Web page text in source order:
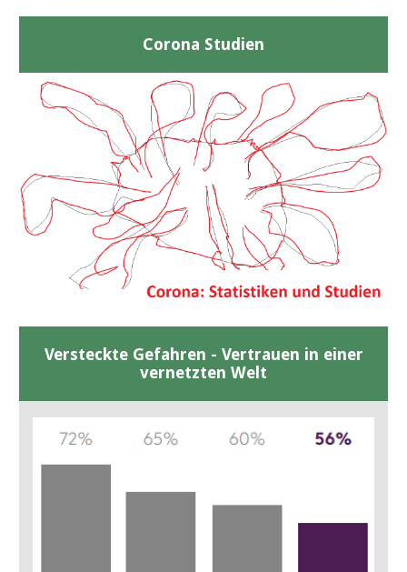
Corona Studien
Versteckte Gefahren - Vertrauen in einer
vernetzten Welt